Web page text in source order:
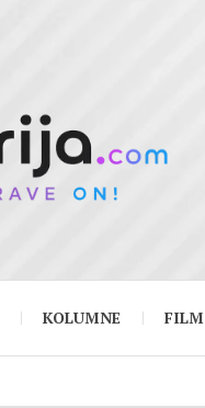
KOLUMNE FILM